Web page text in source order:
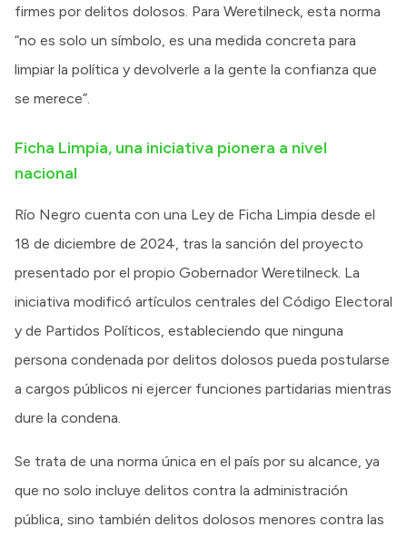
firmes por delitos dolosos. Para Weretilneck, esta norma
“no es solo un símbolo, es una medida concreta para
limpiar la política y devolverle a la gente la confianza que
se merece”.
Ficha Limpia, una iniciativa pionera a nivel
nacional
Río Negro cuenta con una Ley de Ficha Limpia desde el
18 de diciembre de 2024, tras la sanción del proyecto
presentado por el propio Gobernador Weretilneck. La
iniciativa modificó artículos centrales del Código Electoral
y de Partidos Políticos, estableciendo que ninguna
persona condenada por delitos dolosos pueda postularse
a cargos públicos ni ejercer funciones partidarias mientras
dure la condena.
Se trata de una norma única en el país por su alcance, ya
que no solo incluye delitos contra la administración
pública, sino también delitos dolosos menores contra las